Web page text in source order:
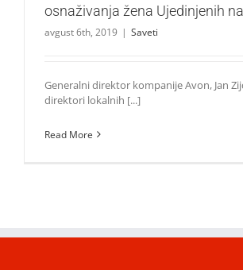
osnaživanja žena Ujedinjenih
avgust 6th, 2019 | Saveti
Generalni direktor kompanije Avon, Jan
direktori lokalnih [...]
Read More